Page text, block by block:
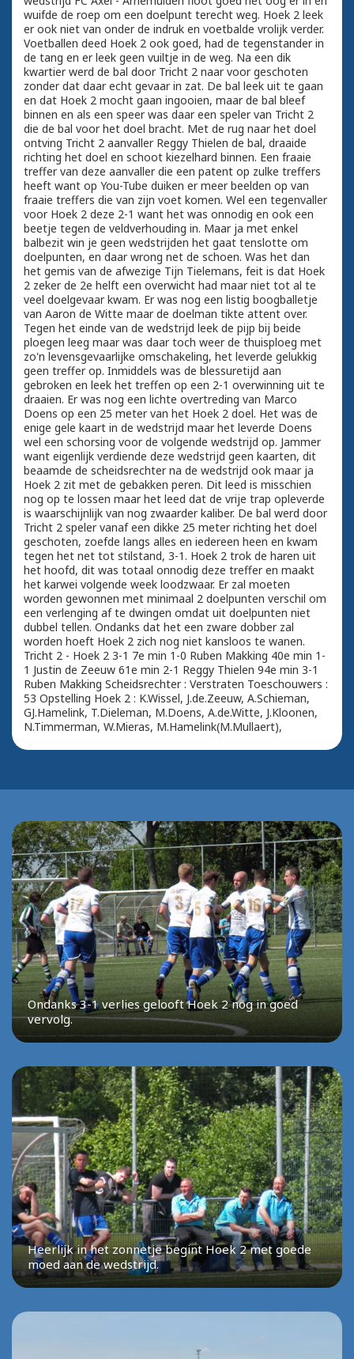
wuifde de roep om een doelpunt terecht weg. Hoek 2 leek
er ook niet van onder de indruk en voetbalde vrolijk verder.
Voetballen deed Hoek 2 ook goed, had de tegenstander in
de tang en er leek geen vuiltje in de weg. Na een dik
kwartier werd de bal door Tricht 2 naar voor geschoten
zonder dat daar echt gevaar in zat. De bal leek uit te gaan
en dat Hoek 2 mocht gaan ingooien, maar de bal bleef
binnen en als een speer was daar een speler van Tricht 2
die de bal voor het doel bracht. Met de rug naar het doel
ontving Tricht 2 aanvaller Reggy Thielen de bal, draaide
richting het doel en schoot kiezelhard binnen. Een fraaie
treffer van deze aanvaller die een patent op zulke treffers
heeft want op You-Tube duiken er meer beelden op van
fraaie treffers die van zijn voet komen. Wel een tegenvaller
voor Hoek 2 deze 2-1 want het was onnodig en ook een
beetje tegen de veldverhouding in. Maar ja met enkel
balbezit win je geen wedstrijden het gaat tenslotte om
doelpunten, en daar wrong net de schoen. Was het dan
het gemis van de afwezige Tijn Tielemans, feit is dat Hoek
2 zeker de 2e helft een overwicht had maar niet tot al te
veel doelgevaar kwam. Er was nog een listig boogballetje
van Aaron de Witte maar de doelman tikte attent over.
Tegen het einde van de wedstrijd leek de pijp bij beide
ploegen leeg maar was daar toch weer de thuisploeg met
zo'n levensgevaarlijke omschakeling, het leverde gelukkig
geen treffer op. Inmiddels was de blessuretijd aan
gebroken en leek het treffen op een 2-1 overwinning uit te
draaien. Er was nog een lichte overtreding van Marco
Doens op een 25 meter van het Hoek 2 doel. Het was de
enige gele kaart in de wedstrijd maar het leverde Doens
wel een schorsing voor de volgende wedstrijd op. Jammer
want eigenlijk verdiende deze wedstrijd geen kaarten, dit
beaamde de scheidsrechter na de wedstrijd ook maar ja
Hoek 2 zit met de gebakken peren. Dit leed is misschien
nog op te lossen maar het leed dat de vrije trap opleverde
is waarschijnlijk van nog zwaarder kaliber. De bal werd door
Tricht 2 speler vanaf een dikke 25 meter richting het doel
geschoten, zoefde langs alles en iedereen heen en kwam
tegen het net tot stilstand, 3-1. Hoek 2 trok de haren uit
het hoofd, dit was totaal onnodig deze treffer en maakt
het karwei volgende week loodzwaar. Er zal moeten
worden gewonnen met minimaal 2 doelpunten verschil om
een verlenging af te dwingen omdat uit doelpunten niet
dubbel tellen. Ondanks dat het een zware dobber zal
worden hoeft Hoek 2 zich nog niet kansloos te wanen.
Tricht 2 - Hoek 2 3-1 7e min 1-0 Ruben Makking 40e min 1-
1 Justin de Zeeuw 61e min 2-1 Reggy Thielen 94e min 3-1
Ruben Makking Scheidsrechter : Verstraten Toeschouwers :
53 Opstelling Hoek 2 : K.Wissel, J.de.Zeeuw, A.Schieman,
GJ.Hamelink, T.Dieleman, M.Doens, A.de.Witte, J.Kloonen,
N.Timmerman, W.Mieras, M.Hamelink(M.Mullaert),
Ondanks 3-1 verlies gelooft Hoek 2 nog in goed
vervolg.
Heerlijk in het zonnetje begint Hoek 2 met goede
moed aan de wedstrijd.